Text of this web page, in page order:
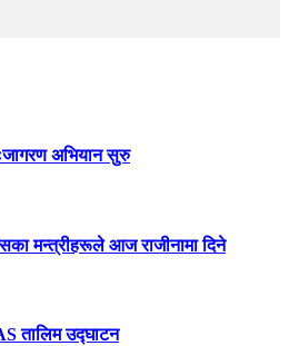
अभियान सुरु
मन्त्रीहरूले आज राजीनामा दिने
तालिम उद्घाटन